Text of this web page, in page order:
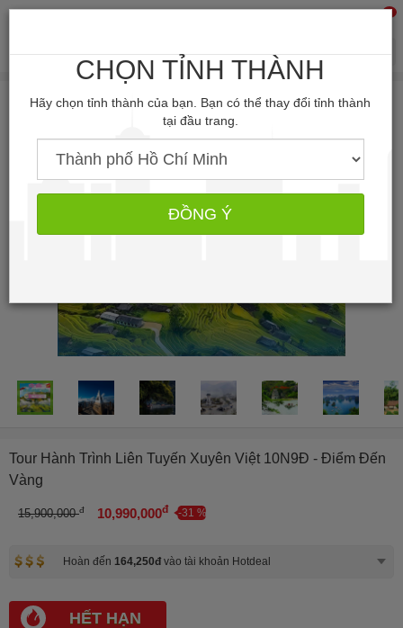
Tìm kiếm
0
Tour Hành Trình Liên Tuyến Xuyên Việt 10N9Đ - Điểm Đến
Vàng
15,900,000đ 10,990,000đ -31 %
Hoàn đến 164,250đvào tài khoản Hotdeal
HẾT HẠN
CHỌN TỈNH THÀNH
Hãy chọn tỉnh thành của bạn. Bạn có thể thay đổi tỉnh thành
tại đầu trang.
ĐỒNG Ý